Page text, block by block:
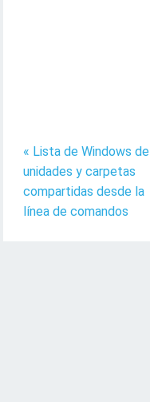
« Lista de Windows de
unidades y carpetas
compartidas desde la
línea de comandos